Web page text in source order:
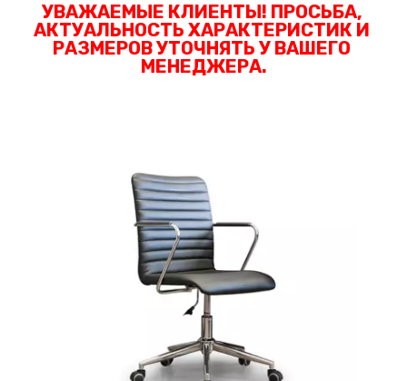
УВАЖАЕМЫЕ КЛИЕНТЫ! ПРОСЬБА,
АКТУАЛЬНОСТЬ ХАРАКТЕРИСТИК И
РАЗМЕРОВ УТОЧНЯТЬ У ВАШЕГО
МЕНЕДЖЕРА.